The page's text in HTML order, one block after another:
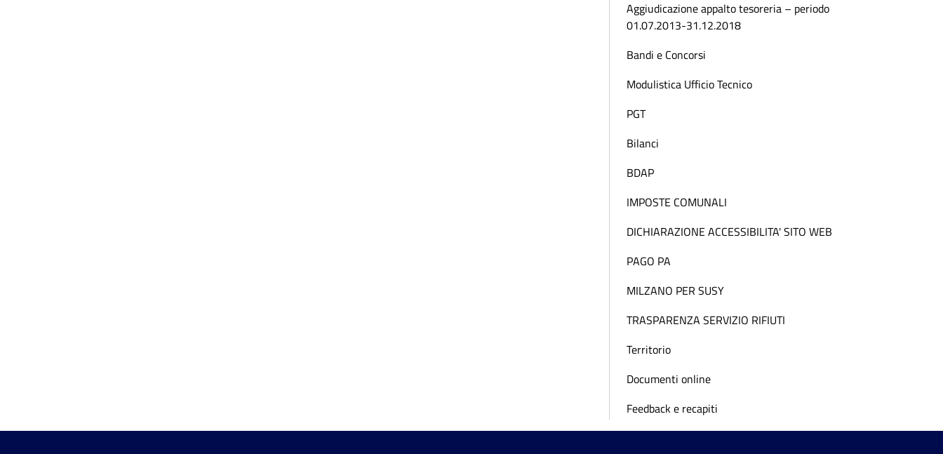
Aggiudicazione appalto tesoreria – periodo
01.07.2013-31.12.2018
Bandi e Concorsi
Modulistica Ufficio Tecnico
PGT
Bilanci
BDAP
IMPOSTE COMUNALI
DICHIARAZIONE ACCESSIBILITA' SITO WEB
PAGO PA
MILZANO PER SUSY
TRASPARENZA SERVIZIO RIFIUTI
Territorio
Documenti online
Feedback e recapiti